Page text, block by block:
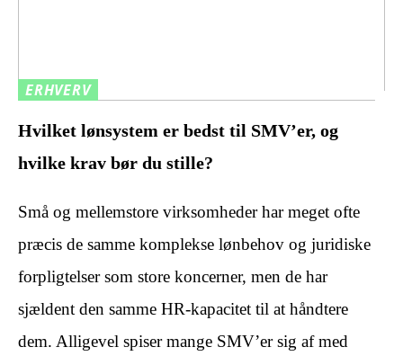
ERHVERV
Hvilket lønsystem er bedst til SMV’er, og
hvilke krav bør du stille?
Små og mellemstore virksomheder har meget ofte
præcis de samme komplekse lønbehov og juridiske
forpligtelser som store koncerner, men de har
sjældent den samme HR-kapacitet til at håndtere
dem. Alligevel spiser mange SMV’er sig af med